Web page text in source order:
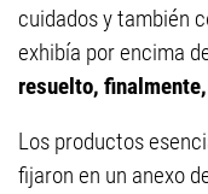
cuidados y también
exhibía por encima
resuelto,
Los productos
fijaron en un anexo